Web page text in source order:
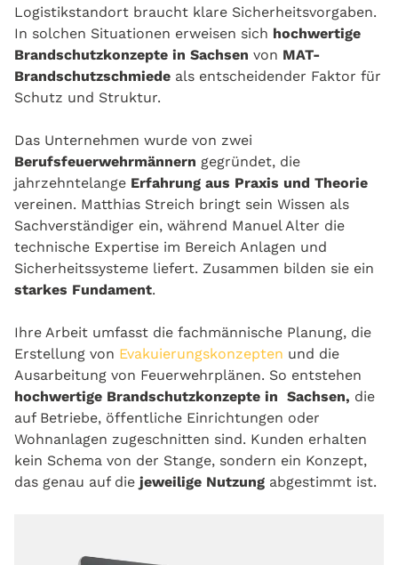
Logistikstandort braucht klare Sicherheitsvorgaben.
In solchen Situationen erweisen sich hochwertige
Brandschutzkonzepte in Sachsen von MAT-
Brandschutzschmiede als entscheidender Faktor für
Schutz und Struktur.
Das Unternehmen wurde von zwei
Berufsfeuerwehrmännern gegründet, die
jahrzehntelange Erfahrung aus Praxis und Theorie
vereinen. Matthias Streich bringt sein Wissen als
Sachverständiger ein, während Manuel Alter die
technische Expertise im Bereich Anlagen und
Sicherheitssysteme liefert. Zusammen bilden sie ein
starkes Fundament.
Ihre Arbeit umfasst die fachmännische Planung, die
Erstellung von Evakuierungskonzepten und die
Ausarbeitung von Feuerwehrplänen. So entstehen
hochwertige Brandschutzkonzepte in Sachsen, die
auf Betriebe, öffentliche Einrichtungen oder
Wohnanlagen zugeschnitten sind. Kunden erhalten
kein Schema von der Stange, sondern ein Konzept,
das genau auf die jeweilige Nutzung abgestimmt ist.